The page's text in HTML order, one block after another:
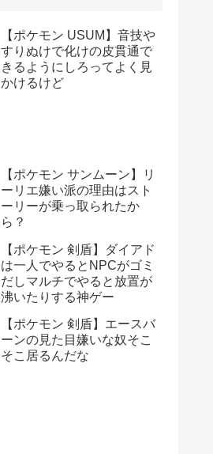
【ポケモン USUM】音技や
すりぬけで化けの皮貫通で
きるようにしろってよく見
かけるけど
【ポケモン サンムーン】リ
ーリエ嫌い派の理由はスト
ーリーが乗っ取られたか
ら？
【ポケモン 剣盾】ダイアド
は一人でやるとNPCがゴミ
だしマルチでやると放置が
沸いたりする神ゲー
【ポケモン 剣盾】エースバ
ーンの見た目嫌いな奴そこ
そこ居るんだな